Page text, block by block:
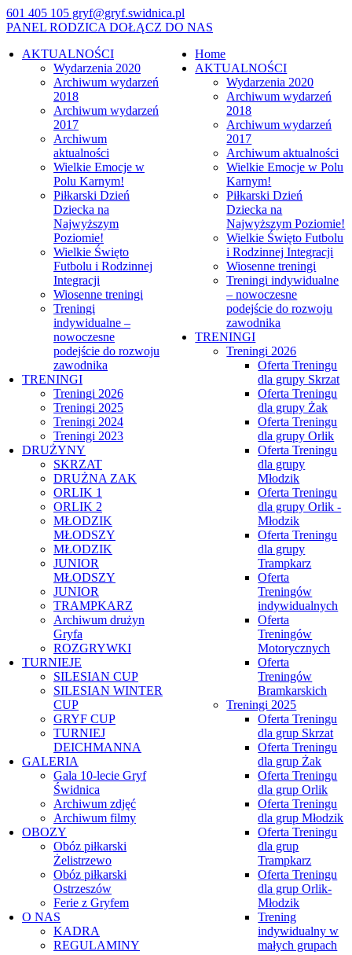
601 405 105 gryf@gryf.swidnica.pl
PANEL RODZICA DOŁĄCZ DO NAS
AKTUALNOŚCI
Wydarzenia 2020
Archiwum wydarzeń
2018
Archiwum wydarzeń
2017
Archiwum
aktualności
Wielkie Emocje w
Polu Karnym!
Piłkarski Dzień
Dziecka na
Najwyższym
Poziomie!
Wielkie Święto
Futbolu i Rodzinnej
Integracji
Wiosenne treningi
Treningi
indywidualne –
nowoczesne
podejście do rozwoju
zawodnika
TRENINGI
Treningi 2026
Treningi 2025
Treningi 2024
Treningi 2023
DRUŻYNY
SKRZAT
DRUŻNA ZAK
ORLIK 1
ORLIK 2
MŁODZIK
MŁODSZY
MŁODZIK
JUNIOR
MŁODSZY
JUNIOR
TRAMPKARZ
Archiwum drużyn
Gryfa
ROZGRYWKI
TURNIEJE
SILESIAN CUP
SILESIAN WINTER
CUP
GRYF CUP
TURNIEJ
DEICHMANNA
GALERIA
Gala 10-lecie Gryf
Świdnica
Archiwum zdjęć
Archiwum filmy
OBOZY
Obóz piłkarski
Żelistrzewo
Obóz piłkarski
Ostrzeszów
Ferie z Gryfem
O NAS
KADRA
REGULAMINY
Home
AKTUALNOŚCI
Wydarzenia 2020
Archiwum wydarzeń
2018
Archiwum wydarzeń
2017
Archiwum aktualności
Wielkie Emocje w Polu
Karnym!
Piłkarski Dzień
Dziecka na
Najwyższym Poziomie!
Wielkie Święto Futbolu
i Rodzinnej Integracji
Wiosenne treningi
Treningi indywidualne
– nowoczesne
podejście do rozwoju
zawodnika
TRENINGI
Treningi 2026
Oferta Treningu
dla grupy Skrzat
Oferta Treningu
dla grupy Żak
Oferta Treningu
dla grupy Orlik
Oferta Treningu
dla grupy
Młodzik
Oferta Treningu
dla grupy Orlik -
Młodzik
Oferta Treningu
dla grupy
Trampkarz
Oferta
Treningów
indywidualnych
Oferta
Treningów
Motorycznych
Oferta
Treningów
Bramkarskich
Treningi 2025
Oferta Treningu
dla grup Skrzat
Oferta Treningu
dla grup Żak
Oferta Treningu
dla grup Orlik
Oferta Treningu
dla grup Młodzik
Oferta Treningu
dla grup
Trampkarz
Oferta Treningu
dla grup Orlik-
Młodzik
Trening
indywidualny w
małych grupach